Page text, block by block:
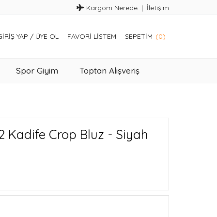
Kargom Nerede İletişim
YAP / ÜYE OL FAVORI LISTEM SEPETIM (0)
Spor Giyim Toptan Alışveriş
Kadife Crop Bluz - Siyah